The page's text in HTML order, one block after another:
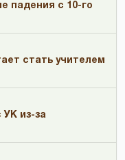
падения с 10-го
стать учителем
УК из-за